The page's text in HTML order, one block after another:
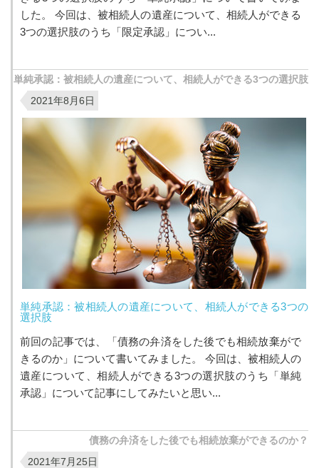
した。 今回は、被相続人の遺産について、相続人ができる
3つの選択肢のうち「限定承認」につい...
単純承認：被相続人の遺産について、相続人ができる3つの選択肢
2021年8月6日
単純承認：被相続人の遺産について、相続人ができる3つの
選択肢
前回の記事では、「債務の弁済をした後でも相続放棄がで
きるのか」について書いてみました。 今回は、被相続人の
遺産について、相続人ができる3つの選択肢のうち「単純
承認」について記事にしてみたいと思い...
債務の弁済をした後でも相続放棄ができるのか？
2021年7月25日